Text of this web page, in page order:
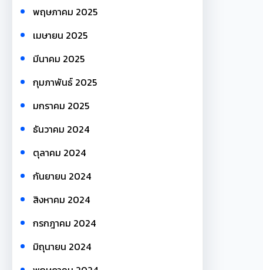
พฤษภาคม 2025
เมษายน 2025
มีนาคม 2025
กุมภาพันธ์ 2025
มกราคม 2025
ธันวาคม 2024
ตุลาคม 2024
กันยายน 2024
สิงหาคม 2024
กรกฎาคม 2024
มิถุนายน 2024